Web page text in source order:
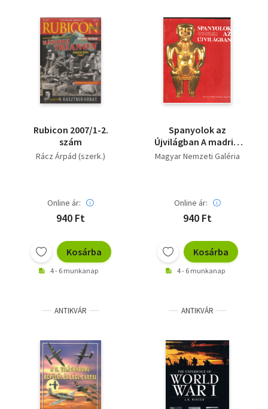
Rubicon 2007/1-2.
szám
Rácz Árpád (szerk.)
Online ár:
940 Ft
Kosárba
4 - 6 munkanap
Spanyolok az
Újvilágban A madridi
Amerika Múzeum
Magyar Nemzeti Galéria
Online ár:
940 Ft
Kosárba
4 - 6 munkanap
ANTIKVÁR ANTIKVÁR